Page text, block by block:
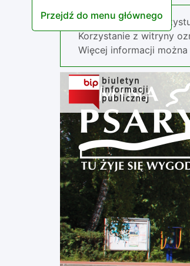
Przejdź do menu głównego
Nasza strona
Korzystanie z witryny
Więcej informacji